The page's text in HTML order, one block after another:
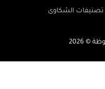
تصنيفات الشكاوى
© 2026